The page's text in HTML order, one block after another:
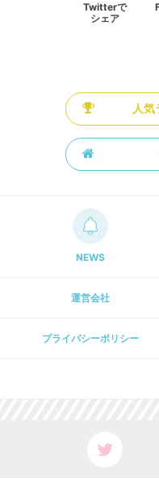
Twitterで
シェア
人
NEWS
運営会社
プライパシーポリシー